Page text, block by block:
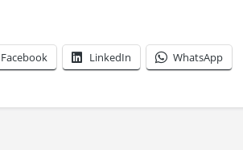
Facebook LinkedIn WhatsApp